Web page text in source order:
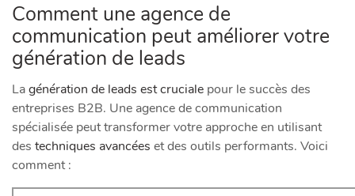
Comment une agence de
communication peut améliorer votre
génération de leads
Lagénération de leads est cruciale pour le succès des
entreprises B2B. Une agence de communication
spécialisée peut transformer votre approche en utilisant
des techniques avancées et des outils performants. Voici
comment :